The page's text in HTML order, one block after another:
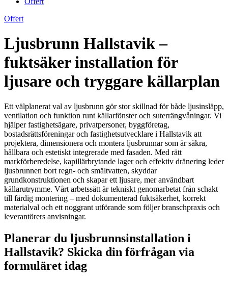
Offert
Ljusbrunn Hallstavik –
fuktsäker installation för
ljusare och tryggare källarplan
Ett välplanerat val av ljusbrunn gör stor skillnad för både ljusinsläpp,
ventilation och funktion runt källarfönster och suterrängvåningar. Vi
hjälper fastighetsägare, privatpersoner, byggföretag,
bostadsrättsföreningar och fastighetsutvecklare i Hallstavik att
projektera, dimensionera och montera ljusbrunnar som är säkra,
hållbara och estetiskt integrerade med fasaden. Med rätt
markförberedelse, kapillärbrytande lager och effektiv dränering leder
ljusbrunnen bort regn- och smältvatten, skyddar
grundkonstruktionen och skapar ett ljusare, mer användbart
källarutrymme. Vårt arbetssätt är tekniskt genomarbetat från schakt
till färdig montering – med dokumenterad fuktsäkerhet, korrekt
materialval och ett noggrant utförande som följer branschpraxis och
leverantörers anvisningar.
Planerar du ljusbrunnsinstallation i
Hallstavik? Skicka din förfrågan via
formuläret idag